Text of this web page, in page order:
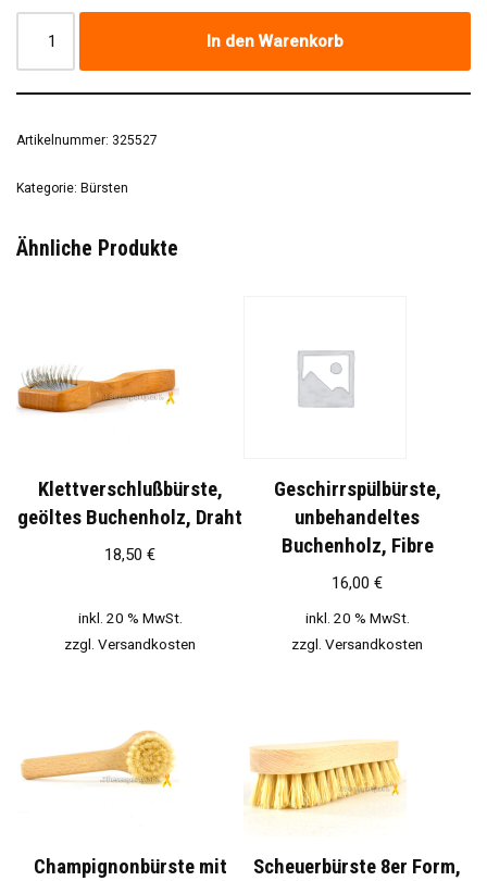
In den Warenkorb
Artikelnummer: 325527
Kategorie: Bürsten
Ähnliche Produkte
Klettverschlußbürste,
geöltes Buchenholz, Draht
18,50 €
inkl. 20 % MwSt.
zzgl. Versandkosten
Geschirrspülbürste,
unbehandeltes
Buchenholz, Fibre
16,00 €
inkl. 20 % MwSt.
zzgl. Versandkosten
Champignonbürste mit
Scheuerbürste 8er Form,